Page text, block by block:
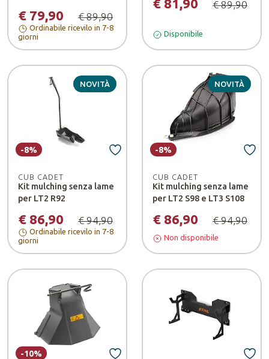
€ 79,90 € 89,90
Ordinabile ricevilo in 7-8
giorni
€ 81,90 € 89,90
Disponibile
NOVITÀ
CUB CADET
Kit mulching senza lame
per LT2 R92
€ 86,90 € 94,90
-8%
Ordinabile ricevilo in 7-8
giorni
NOVITÀ
CUB CADET
Kit mulching senza lame
per LT2 S98 e LT3 S108
€ 86,90 € 94,90
-8%
Non disponibile
-10%